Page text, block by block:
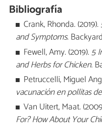
Bibliografía
Crank, Rhonda. (2019).
and Symptoms.
Fewell, Amy. (2019).5
and Herbs for Chicken.
Petruccelli, Miguel
vacunación en pollitas
Van Uitert, Maat.
For? How About Your